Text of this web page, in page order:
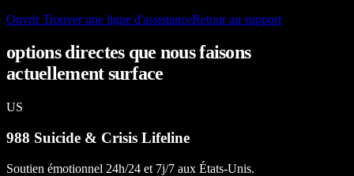
Ouvrir Trouver une ligne d'assistanceRetour au support
options directes que nous faisons
actuellement surface
US
988 Suicide & Crisis Lifeline
Soutien émotionnel 24h/24 et 7j/7 aux États-Unis.